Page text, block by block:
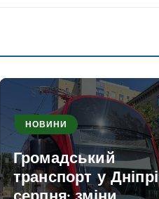
НОВИНИ
Громадський
транспорт у